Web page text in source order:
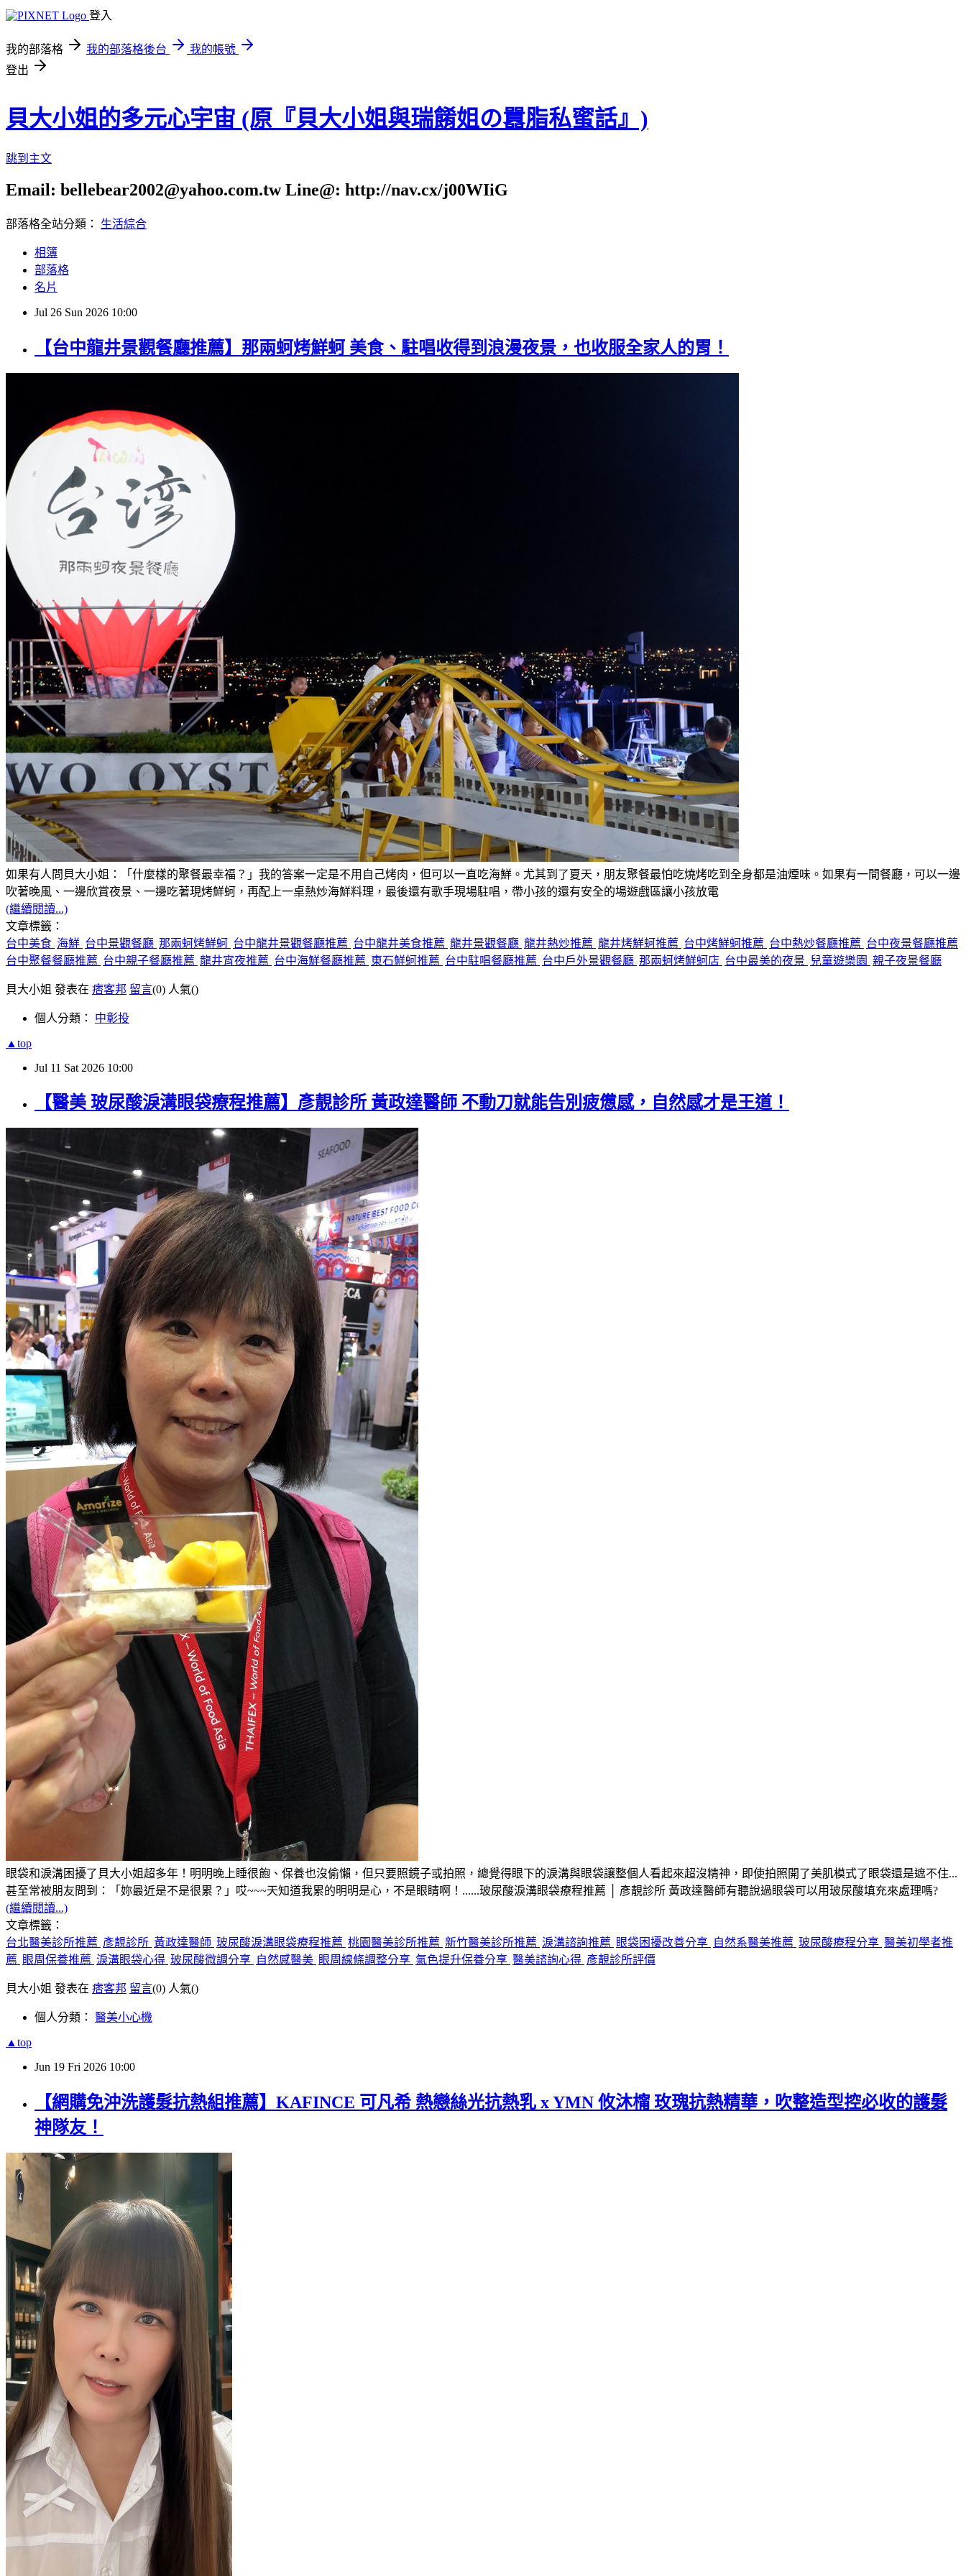
登入
我的部落格 我的部落格後台
我的帳號
登出
貝大小姐的多元心宇宙 (原『貝大小姐與瑞餚姐の囂脂私蜜話』)
跳到主文
Email: bellebear2002@yahoo.com.tw Line@: http://nav.cx/j00WIiG
部落格全站分類： 生活綜合
相簿
部落格
名片
Jul 26 Sun 2026 10:00
【台中龍井景觀餐廳推薦】那兩蚵烤鮮蚵 美食、駐唱收得到浪漫夜景，也收服全家人的胃！
如果有人問貝大小姐：「什麼樣的聚餐最幸福？」我的答案一定是不用自己烤肉，但可以一直吃海鮮。尤其到了夏天，朋友聚餐最怕吃燒烤吃到全身都是油煙味。如果有一間餐廳，可以一邊
吹著晚風、一邊欣賞夜景、一邊吃著現烤鮮蚵，再配上一桌熱炒海鮮料理，最後還有歌手現場駐唱，帶小孩的還有安全的場遊戲區讓小孩放電
(繼續閱讀...)
文章標籤：
台中美食 海鮮 台中景觀餐廳 那兩蚵烤鮮蚵 台中龍井景觀餐廳推薦 台中龍井美食推薦 龍井景觀餐廳 龍井熱炒推薦 龍井烤鮮蚵推薦 台中烤鮮蚵推薦 台中熱炒餐廳推薦 台中夜景餐廳推薦
台中聚餐餐廳推薦 台中親子餐廳推薦 龍井宵夜推薦 台中海鮮餐廳推薦 東石鮮蚵推薦 台中駐唱餐廳推薦 台中戶外景觀餐廳 那兩蚵烤鮮蚵店 台中最美的夜景 兒童遊樂園 親子夜景餐廳
貝大小姐 發表在 痞客邦 留言(0) 人氣()
個人分類： 中彰投
▲top
Jul 11 Sat 2026 10:00
【醫美 玻尿酸淚溝眼袋療程推薦】彥靚診所 黃政達醫師 不動刀就能告別疲憊感，自然感才是王道！
眼袋和淚溝困擾了貝大小姐超多年！明明晚上睡很飽、保養也沒偷懶，但只要照鏡子或拍照，總覺得眼下的淚溝與眼袋讓整個人看起來超沒精神，即使拍照開了美肌模式了眼袋還是遮不住...
甚至常被朋友問到：「妳最近是不是很累？」哎~~~天知道我累的明明是心，不是眼睛啊！......玻尿酸淚溝眼袋療程推薦 │ 彥靚診所 黃政達醫師有聽說過眼袋可以用玻尿酸填充來處理嗎?
(繼續閱讀...)
文章標籤：
台北醫美診所推薦 彥靚診所 黃政達醫師 玻尿酸淚溝眼袋療程推薦 桃園醫美診所推薦 新竹醫美診所推薦 淚溝諮詢推薦 眼袋困擾改善分享 自然系醫美推薦 玻尿酸療程分享 醫美初學者推
薦 眼周保養推薦 淚溝眼袋心得 玻尿酸微調分享 自然感醫美 眼周線條調整分享 氣色提升保養分享 醫美諮詢心得 彥靚診所評價
貝大小姐 發表在 痞客邦 留言(0) 人氣()
個人分類： 醫美小心機
▲top
Jun 19 Fri 2026 10:00
【網購免沖洗護髮抗熱組推薦】KAFINCE 可凡希 熱戀絲光抗熱乳 x YMN 攸沐橣 玫瑰抗熱精華，吹整造型控必收的護髮
神隊友！